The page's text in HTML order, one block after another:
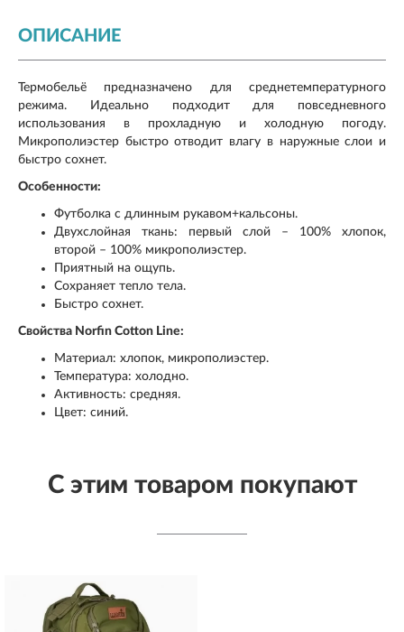
ОПИСАНИЕ
Термобельё предназначено для среднетемпературного
режима. Идеально подходит для повседневного
использования в прохладную и холодную погоду.
Микрополиэстер быстро отводит влагу в наружные слои и
быстро сохнет.
Особенности:
Футболка с длинным рукавом+кальсоны.
Двухслойная ткань: первый слой – 100% хлопок,
второй – 100% микрополиэстер.
Приятный на ощупь.
Сохраняет тепло тела.
Быстро сохнет.
Свойства Norfin Cotton Line:
Материал: хлопок, микрополиэстер.
Температура: холодно.
Активность: средняя.
Цвет: синий.
С этим товаром покупают